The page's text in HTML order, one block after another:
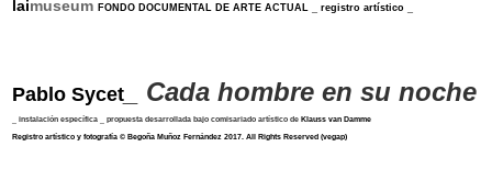
laimuseum FONDO DOCUMENTAL DE ARTE ACTUAL registro artístico
Pablo Sycet _ Cada hombre en su noche
_ instalación específica _ propuesta desarrollada bajo comisariado artístico de Klauss van Damme
Registro artístico y fotografía © Begoña Muñoz Fernández 2017 All Rights Reserved (vegap)